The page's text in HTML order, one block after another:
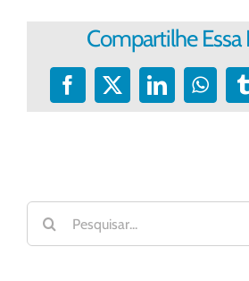
Compartilhe Essa
Facebook
X LinkedIn
Buscar
resultados
para: